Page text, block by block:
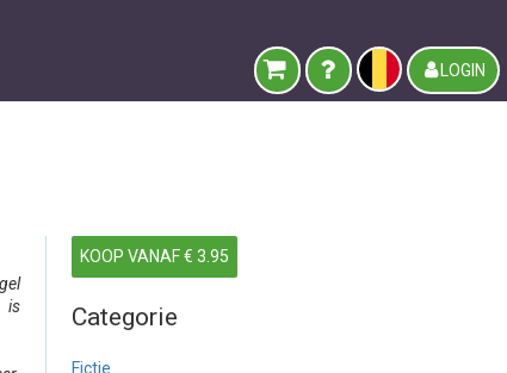
LOGIN
is
KOOP VANAF € 3.95
Categorie
Fictie